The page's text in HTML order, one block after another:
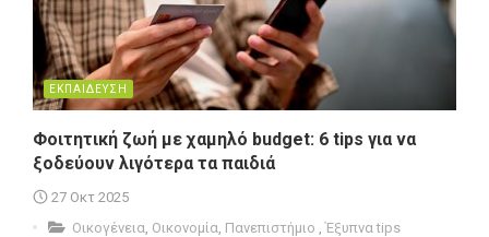
ΕΚΠΑΙΔΕΥΣΗ
Φοιτητική ζωή με χαμηλό budget: 6 tips για να
ξοδεύουν λιγότερα τα παιδιά
27 Οκτ 2025
Οικογένεια Οικονομία Πανεπιστήμιο ,Έξυπνα tips